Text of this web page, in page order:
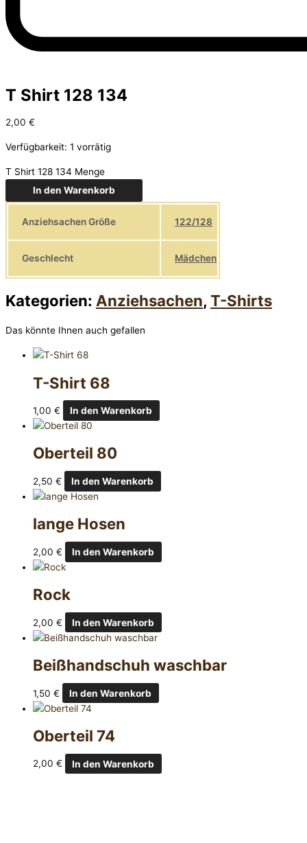
T Shirt 128 134
2,00 €
Verfügbarkeit: 1 vorrätig
T Shirt 128 134 Menge
In den Warenkorb
Anziehsachen Größe 122/128
Geschlecht Mädchen
Kategorien: Anziehsachen, T-Shirts
Das könnte Ihnen auch gefallen
T-Shirt 68
1,00 € In den Warenkorb
Oberteil 80
2,50 € In den Warenkorb
lange Hosen
2,00 € In den Warenkorb
Rock
2,00 € In den Warenkorb
Beißhandschuh waschbar
1,50 € In den Warenkorb
Oberteil 74
2,00 € In den Warenkorb